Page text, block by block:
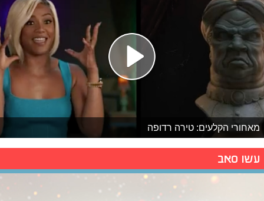
מאחורי הקלעים: טירה רדופה
עשו סאב